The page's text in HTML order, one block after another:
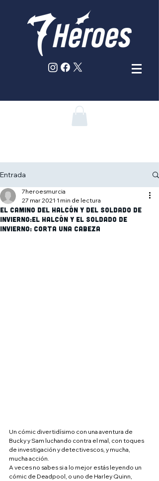
Entrada
El camino del Halcón y del Soldado de
Invierno:El Halcón y el Soldado de
Invierno: Corta una cabeza
7heroesmurcia
27 mar 2021 1 min de lectura
Un cómic divertidísimo con una aventura de
Bucky y Sam luchando contra el mal, con toques
de investigación y detectivescos, y mucha,
mucha acción.
A veces no sabes si a lo mejor estás leyendo un
cómic de Deadpool, o uno de Harley Quinn,